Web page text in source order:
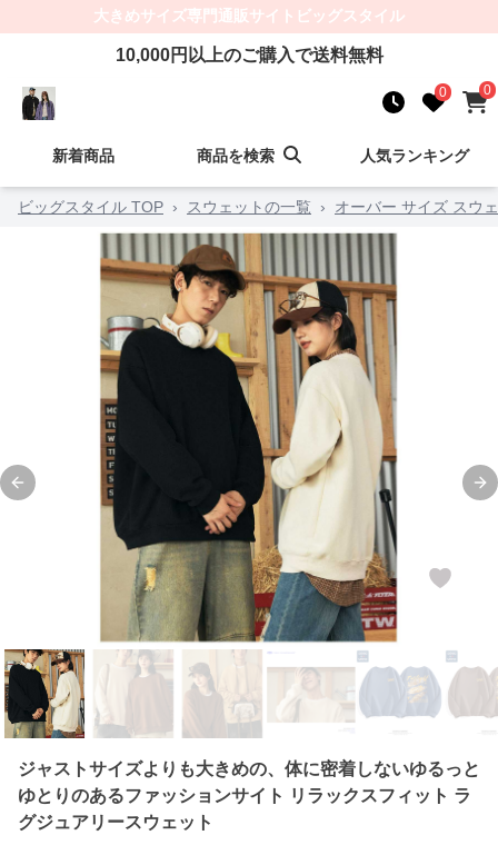
大きめサイズ専門通販サイト ビッグスタイル
10,000円以上のご購入で送料無料
0 0
新着商品 商品を検索 人気ランキング
ビッグスタイル TOP › スウェットの一覧 › オーバー サイズ スウ
Previous slide
ジャストサイズよりも大きめの、体に密着しないゆるっと
ゆとりのあるファッションサイト リラックスフィット ラ
グジュアリースウェット